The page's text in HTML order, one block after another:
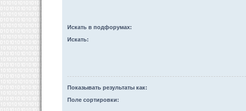
Искать в подфорумах:
Искать:
Показывать результаты как:
Поле сортировки: